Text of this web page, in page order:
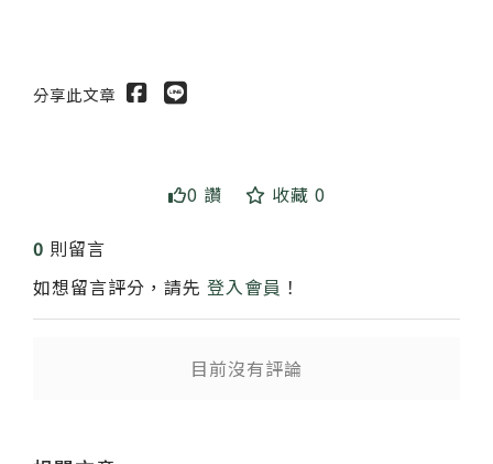
分享此文章
0 讚 收藏 0
0 則留言
如想留言評分，請先 登入會員 ！
目前沒有評論